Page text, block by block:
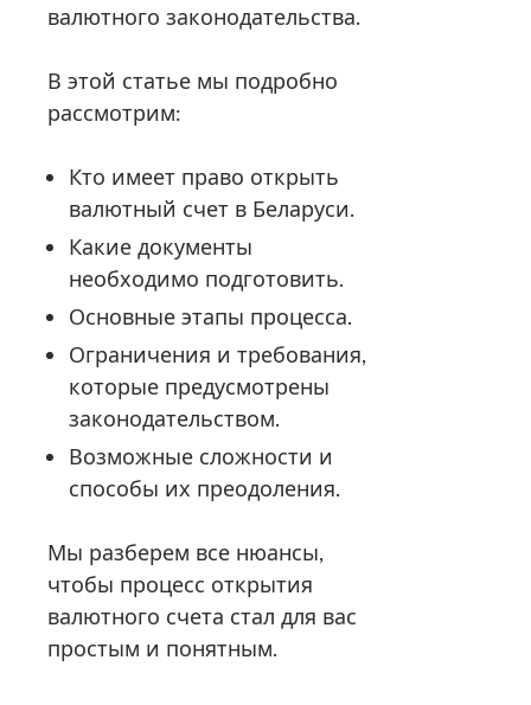
валютного законодательства.
В этой статье мы подробно
рассмотрим:
Кто имеет право открыть
валютный счет в Беларуси.
Какие документы
необходимо подготовить.
Основные этапы процесса.
Ограничения и требования,
которые предусмотрены
законодательством.
Возможные сложности и
способы их преодоления.
Мы разберем все нюансы,
чтобы процесс открытия
валютного счета стал для вас
простым и понятным.